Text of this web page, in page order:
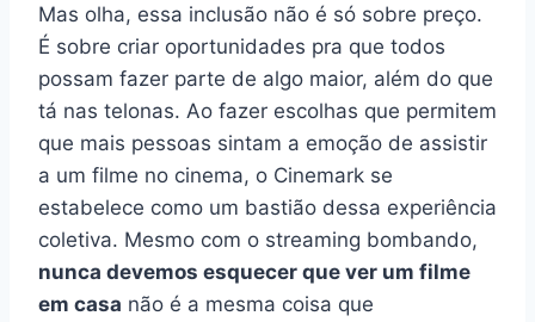
Mas olha, essa inclusão não é só sobre preço.
É sobre criar oportunidades pra que todos
possam fazer parte de algo maior, além do que
tá nas telonas. Ao fazer escolhas que permitem
que mais pessoas sintam a emoção de assistir
a um filme no cinema, o Cinemark se
estabelece como um bastião dessa experiência
coletiva. Mesmo com o streaming bombando,
nunca devemos esquecer que ver um filme
em casa não é a mesma coisa que